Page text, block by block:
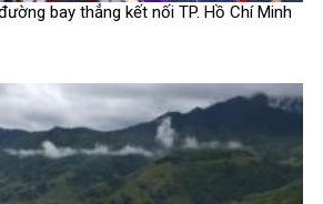
bay thẳng kết nối TP. Hồ Chí Minh